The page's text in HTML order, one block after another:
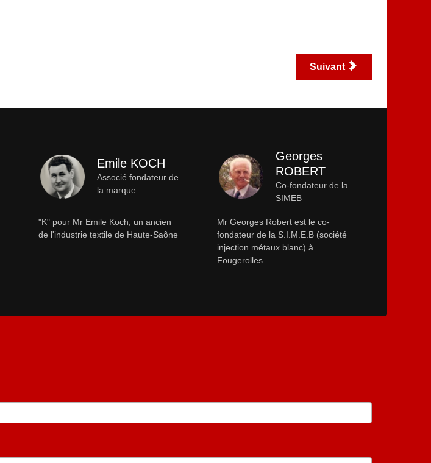
Suivant
Emile KOCH
Associé fondateur de
la marque
"K" pour Mr Emile Koch, un ancien
de l'industrie textile de Haute-Saône
Georges
ROBERT
Co-fondateur de la
SIMEB
Mr Georges Robert est le co-
fondateur de la S.I.M.E.B (société
injection métaux blanc) à
Fougerolles.